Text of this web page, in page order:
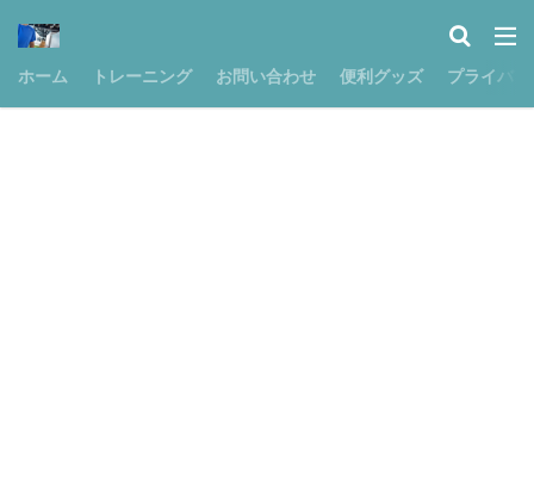
ホーム トレーニング お問い合わせ 便利グッズ プライバ